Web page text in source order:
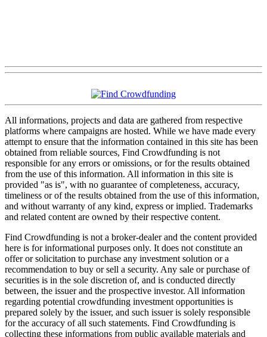
All informations, projects and data are gathered from respective
platforms where campaigns are hosted. While we have made every
attempt to ensure that the information contained in this site has been
obtained from reliable sources, Find Crowdfunding is not
responsible for any errors or omissions, or for the results obtained
from the use of this information. All information in this site is
provided "as is", with no guarantee of completeness, accuracy,
timeliness or of the results obtained from the use of this information,
and without warranty of any kind, express or implied. Trademarks
and related content are owned by their respective content.
Find Crowdfunding is not a broker-dealer and the content provided
here is for informational purposes only. It does not constitute an
offer or solicitation to purchase any investment solution or a
recommendation to buy or sell a security. Any sale or purchase of
securities is in the sole discretion of, and is conducted directly
between, the issuer and the prospective investor. All information
regarding potential crowdfunding investment opportunities is
prepared solely by the issuer, and such issuer is solely responsible
for the accuracy of all such statements. Find Crowdfunding is
collecting these informations from public available materials and